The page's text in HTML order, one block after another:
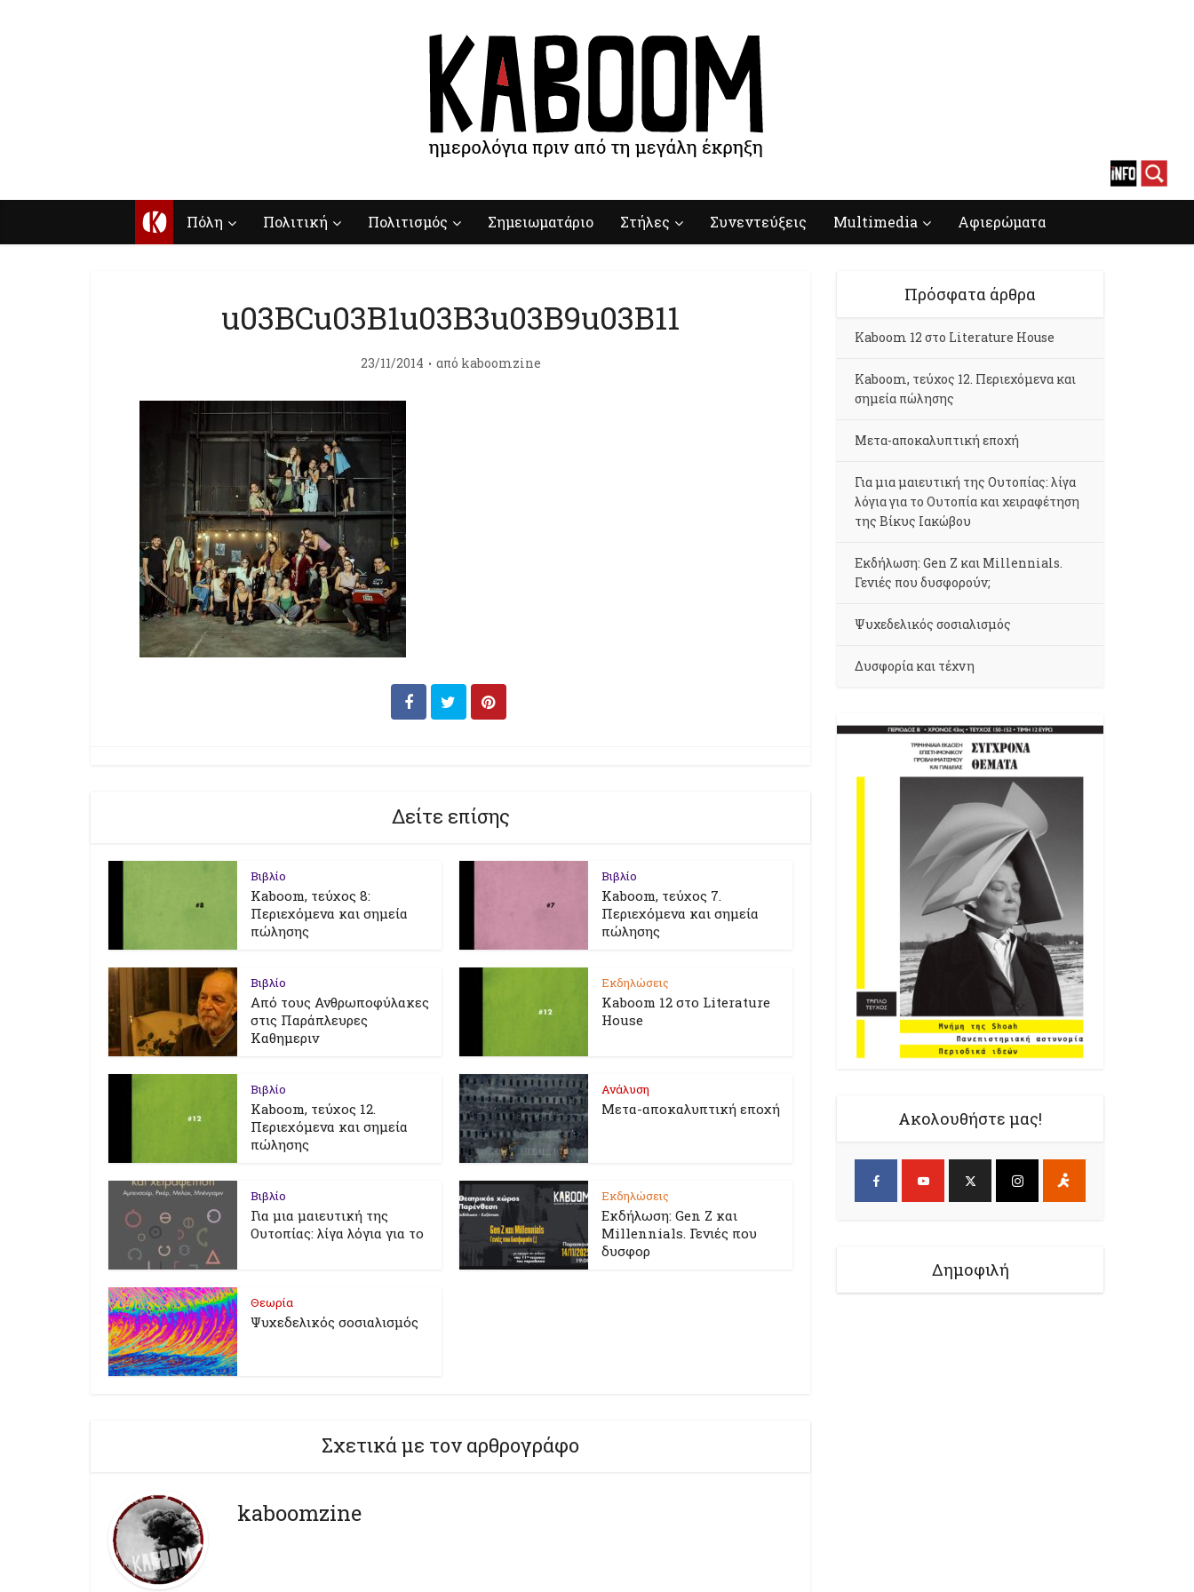
Κ Πόλη Πολιτική Πολιτισμός Σημειωματάριο Στήλες Συνεντεύξεις Multimedia Αφιερώματα
u03BCu03B1u03B3u03B9u03B11
23/11/2014 από kaboomzine
Δείτε επίσης
Βιβλίο
Kaboom, τεύχος 8:
Περιεχόμενα και σημεία
πώλησης
Βιβλίο
Kaboom, τεύχος 7.
Περιεχόμενα και σημεία
πώλησης
Βιβλίο
Από τους Ανθρωποφύλακες
στις Παράπλευρες
Καθημεριν
Εκδηλώσεις
Kaboom 12 στο Literature
House
Βιβλίο
Kaboom, τεύχος 12.
Περιεχόμενα και σημεία
πώλησης
Ανάλυση
Μετα-αποκαλυπτική εποχή
Βιβλίο
Για μια μαιευτική της
Ουτοπίας: λίγα λόγια για το
Εκδηλώσεις
Εκδήλωση: Gen Z και
Millennials. Γενιές που
δυσφορ
Θεωρία
Ψυχεδελικός σοσιαλισμός
Σχετικά με τον αρθρογράφο
kaboomzine
Πρόσφατα άρθρα
Kaboom 12 στο Literature House
Kaboom, τεύχος 12. Περιεχόμενα και
σημεία πώλησης
Μετα-αποκαλυπτική εποχή
Για μια μαιευτική της Ουτοπίας: λίγα
λόγια για το Ουτοπία και χειραφέτηση
της Βίκυς Ιακώβου
Εκδήλωση: Gen Z και Millennials.
Γενιές που δυσφορούν;
Ψυχεδελικός σοσιαλισμός
Δυσφορία και τέχνη
Ακολουθήστε μας!
Δημοφιλή